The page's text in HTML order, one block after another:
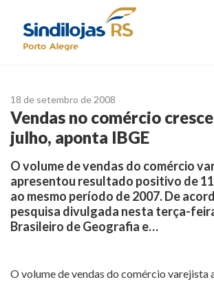
18 de setembro de 2008
Vendas no comércio
julho, aponta IBGE
O volume de vendas do comércio
apresentou resultado positivo de
ao mesmo período de 2007. De
pesquisa divulgada nesta terça-
Brasileiro de Geografia e…
O volume de vendas do comércio varejista